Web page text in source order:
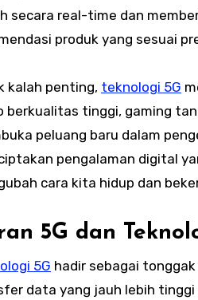
secara real-time dan
produk yang sesuai
kalah penting, teknologi 5G
berkualitas tinggi, gaming
peluang baru dalam
pengalaman digital
cara kita hidup dan
5G dan
5G hadir sebagai
data yang jauh lebih tinggi